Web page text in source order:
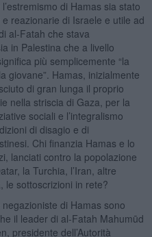
di Hamas sia stato
reazionarie di Israele e utile ad
al-Fatah che stava
in Palestina che a livello
più semplicemente “la
giovane”. Hamas, inizialmente
di gran lunga il proprio
nella striscia di Gaza, per la
sociali e l’integralismo
di disagio e di
Chi finanzia Hamas e lo
lanciati contro la popolazione
la Turchia, l’Iran, altre
le sottoscrizioni in rete?
di Hamas sono
il leader di al-Fatah Mahumūd
presidente dell’Autorità